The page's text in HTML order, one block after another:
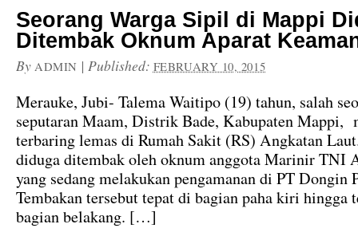
Seorang Warga Sipil di Mappi
Ditembak Oknum Aparat
By ADMIN | Published: FEBRUARY 10, 2015
Merauke, Jubi- Talema Waitipo (19) tahun, salah
seputaran Maam, Distrik Bade, Kabupaten Mappi,
terbaring lemas di Rumah Sakit (RS) Angkatan
diduga ditembak oleh oknum anggota Marinir TNI
yang sedang melakukan pengamanan di PT Dongin
Tembakan tersebut tepat di bagian paha kiri hingga
bagian belakang. […]